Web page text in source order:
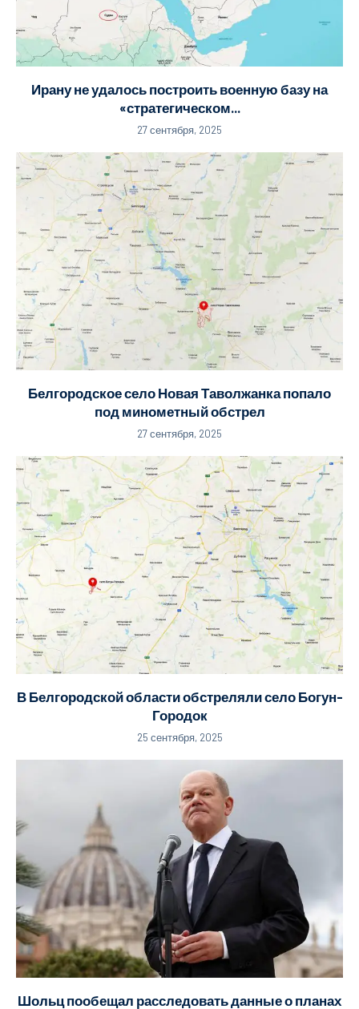
Ирану не удалось построить военную базу на
«стратегическом...
27 сентября, 2025
Белгородское село Новая Таволжанка попало
под минометный обстрел
27 сентября, 2025
В Белгородской области обстреляли село Богун-
Городок
25 сентября, 2025
Шольц пообещал расследовать данные о планах